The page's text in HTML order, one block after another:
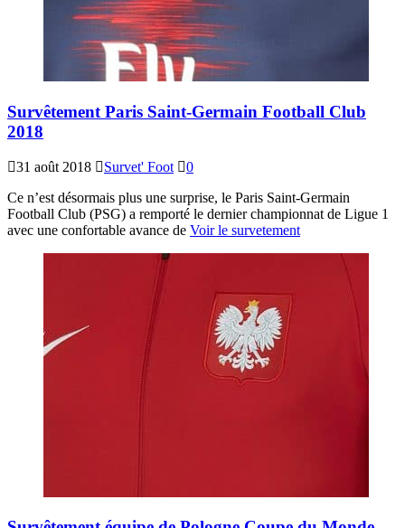
Survêtement Paris Saint-Germain Football Club
2018
31 août 2018 Survet' Foot
0
Ce n’est désormais plus une surprise, le Paris Saint-Germain
Football Club (PSG) a remporté le dernier championnat de Ligue 1
avec une confortable avance de Voir le survetement